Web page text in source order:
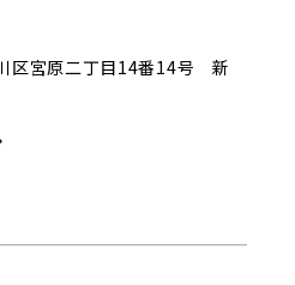
区宮原二丁目14番14号 新